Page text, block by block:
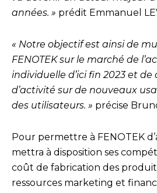
années. » prédit Emmanuel
« Notre objectif est ainsi de
FENOTEK sur le marché de
individuelle d’ici fin 2023 et
d’activité sur de nouveaux
des utilisateurs. » précise
Pour permettre à FENOTEK
mettra à disposition ses
coût de fabrication des
ressources marketing et